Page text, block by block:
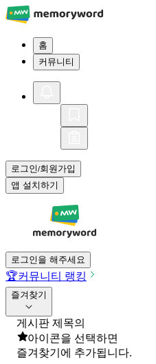
홈
커뮤니티
로그인/회원가입
앱 설치하기
로그인을 해주세요
🏆커뮤니티 랭킹
즐겨찾기
게시판 제목의
아이콘을 선택하면
즐겨찾기에 추가됩니다.